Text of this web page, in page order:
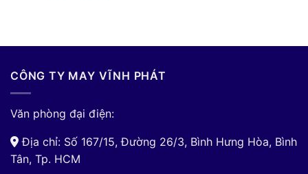
CÔNG TY MAY VĨNH PHÁT
Văn phòng đại điện:
Địa chỉ: Số 167/15, Đường 26/3, Bình Hưng Hòa, Bình
Tân, Tp. HCM